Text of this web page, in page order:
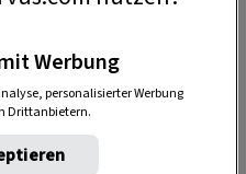
genaue Malarbeit.
Werbung
personalisierter Werbung
Drittanbietern.